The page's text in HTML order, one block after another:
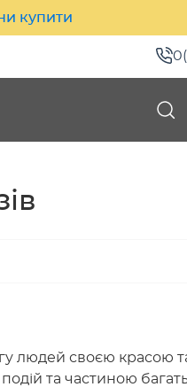
купити
людей своєю красою та
та частиною